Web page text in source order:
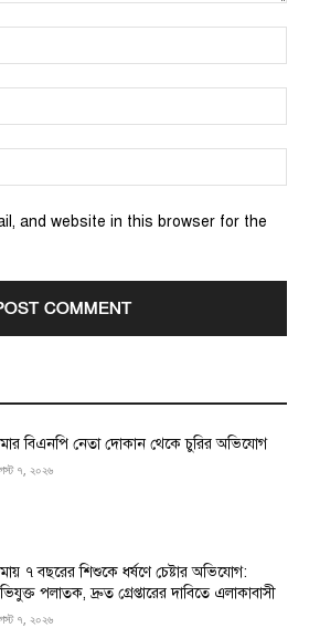
and website in this browser for the
বিএনপি নেতা দোকান থেকে চুরির অভিযোগ
৭, ২০২৬
৭ বছরের শিশুকে ধর্ষণে চেষ্টার অভিযোগ:
পলাতক, দ্রুত গ্রেপ্তারের দাবিতে এলাকাবাসী
৭, ২০২৬